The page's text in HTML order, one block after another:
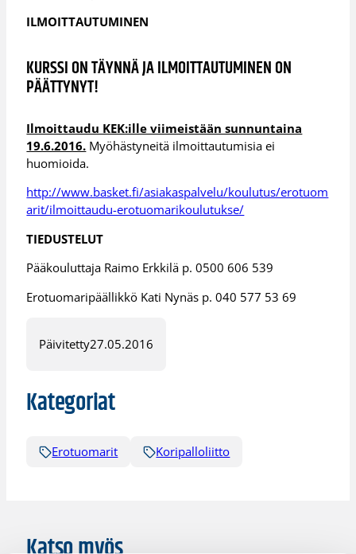
ILMOITTAUTUMINEN
​KURSSI ON TÄYNNÄ JA ILMOITTAUTUMINEN ON
PÄÄTTYNYT!
Ilmoittaudu KEK:ille viimeistään sunnuntaina
19.6.2016. Myöhästyneitä ilmoittautumisia ei
huomioida.
http://www.basket.fi/asiakaspalvelu/koulutus/erotuom
arit/ilmoittaudu-erotuomarikoulutukse/
TIEDUSTELUT
Pääkouluttaja Raimo Erkkilä p. 0500 606 539
Erotuomaripäällikkö Kati Nynäs p. 040 577 53 69
Päivitetty27.05.2016
Kategoriat
Erotuomarit Koripalloliitto